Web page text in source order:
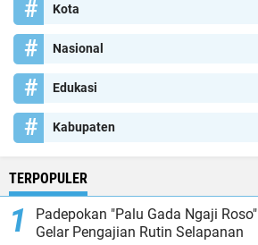
Kota
Nasional
Edukasi
Kabupaten
TERPOPULER
Padepokan "Palu Gada Ngaji Roso"
Gelar Pengajian Rutin Selapanan